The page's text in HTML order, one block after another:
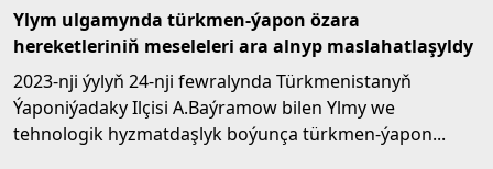
Ylym ulgamynda türkmen-ýapon özara
hereketleriniň meseleleri ara alnyp maslahatlaşyldy
2023-nji ýylyň 24-nji fewralynda Türkmenistanyň
Ýaponiýadaky Ilçisi A.Baýramow bilen Ylmy we
tehnologik hyzmatdaşlyk boýunça türkmen-ýapon...